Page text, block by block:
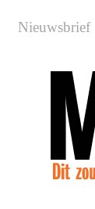
Nieuwsbrief